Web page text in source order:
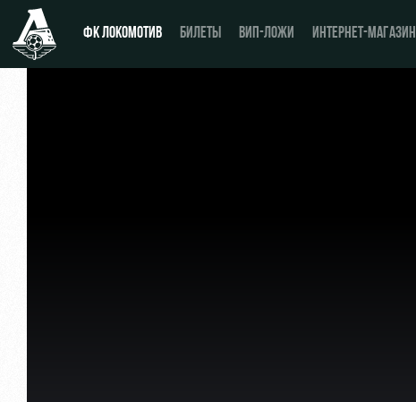
ФК ЛОКОМОТИВ БИЛЕТЫ ВИП-ЛОЖИ ИНТЕРНЕТ-МАГАЗИН